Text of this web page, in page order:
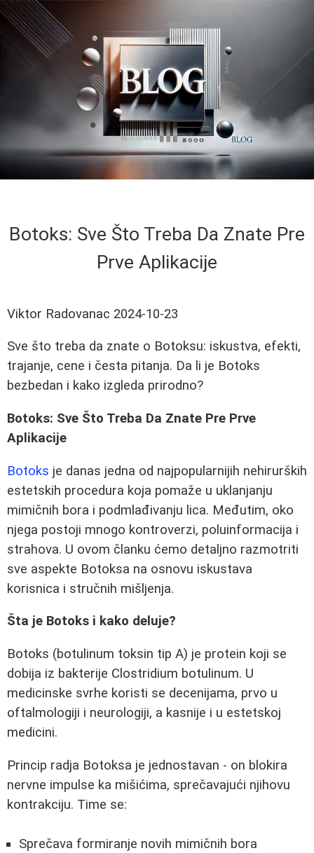
Botoks: Sve Što Treba Da Znate Pre
Prve Aplikacije
Viktor Radovanac 2024-10-23
Sve što treba da znate o Botoksu: iskustva, efekti,
trajanje, cene i česta pitanja. Da li je Botoks
bezbedan i kako izgleda prirodno?
Botoks: Sve Što Treba Da Znate Pre Prve
Aplikacije
Botoks je danas jedna od najpopularnijih nehirurških
estetskih procedura koja pomaže u uklanjanju
mimičnih bora i podmlađivanju lica. Međutim, oko
njega postoji mnogo kontroverzi, poluinformacija i
strahova. U ovom članku ćemo detaljno razmotriti
sve aspekte Botoksa na osnovu iskustava
korisnica i stručnih mišljenja.
Šta je Botoks i kako deluje?
Botoks (botulinum toksin tip A) je protein koji se
dobija iz bakterije Clostridium botulinum. U
medicinske svrhe koristi se decenijama, prvo u
oftalmologiji i neurologiji, a kasnije i u estetskoj
medicini.
Princip radja Botoksa je jednostavan - on blokira
nervne impulse ka mišićima, sprečavajući njihovu
kontrakciju. Time se:
Sprečava formiranje novih mimičnih bora